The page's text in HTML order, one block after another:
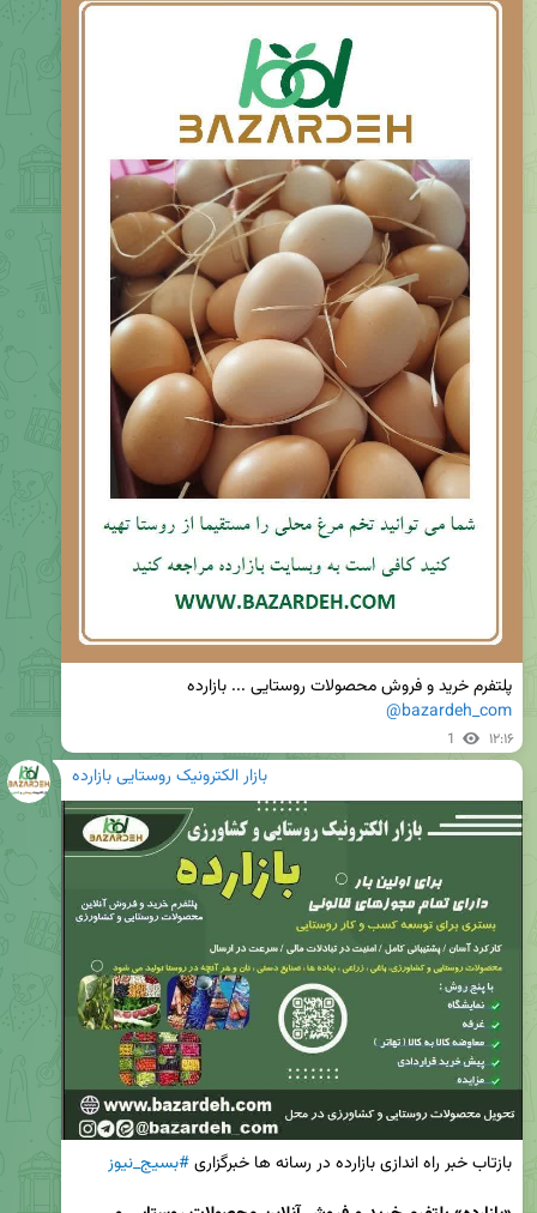
پلتفرم خرید و فروش محصولات روستایی ... بازارده
@bazardeh_com
1 ۱۲:۱۶
بازار الکترونیک روستایی بازارده
بازتاب خبر راه اندازی بازارده در رسانه ها خبرگزاری #بسیج_نیوز